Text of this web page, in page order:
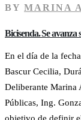
BY MARINA
Bicisenda. Se
En el día de la
Bascur Cecilia,
Deliberante Marina
Públicas, Ing.